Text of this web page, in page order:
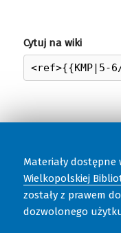
Cytuj na wiki
Materiały dostępne
Wielkopolskiej
zostały z prawem
dozwolonego